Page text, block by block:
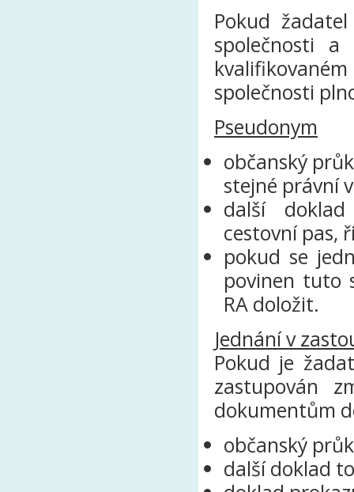
Pokud
společnosti
společnosti
Pseudonym
občanský
stejné právní
další
cestovní pas,
pokud se
povinen tuto
RA doložit.
Jednání v
Pokud je
zastupován
dokumentům
občanský
další doklad